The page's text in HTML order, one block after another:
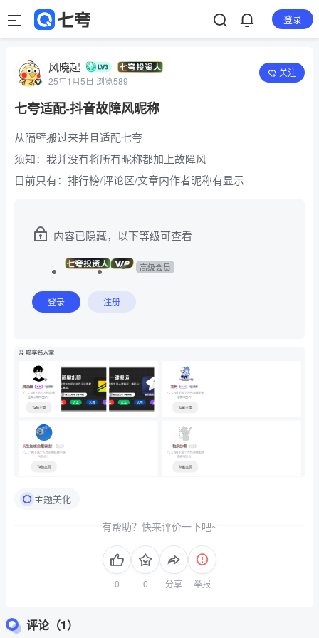
登录
七夸适配-抖音故障风昵称
风晓起
25年1月5日·浏览589
关注
从隔壁搬过来并且适配七夸
须知：我并没有将所有昵称都加上故障风
目前只有：排行榜/评论区/文章内作者昵称有显示
内容已隐藏，以下等级可查看
高级会员
登录 注册
主题美化
有帮助？快来评价一下吧~
分享 举报
评论（1）